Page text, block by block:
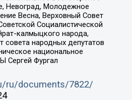
Невоград, Молодежное
Весна, Верховный Совет
Социалистической
калмыцкого народа,
совета народных депутатов
национальное
Сергей Фургал
ru/documents/7822/